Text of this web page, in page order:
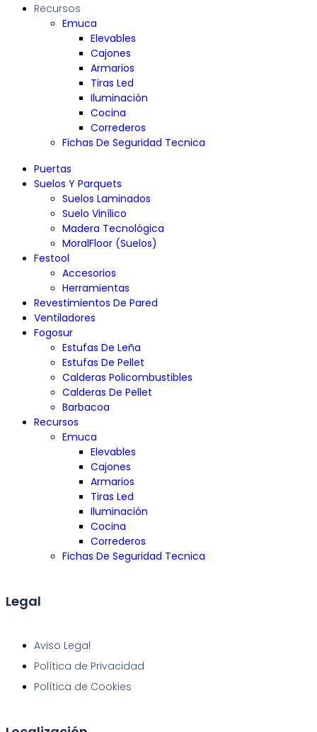
Recursos
Emuca
Elevables
Cajones
Armarios
Tiras Led
Iluminación
Cocina
Correderos
Fichas De Seguridad Tecnica
Puertas
Suelos Y Parquets
Suelos Laminados
Suelo Vinílico
Madera Tecnológica
MoralFloor (Suelos)
Festool
Accesorios
Herramientas
Revestimientos De Pared
Ventiladores
Fogosur
Estufas De Leña
Estufas De Pellet
Calderas Policombustibles
Calderas De Pellet
Barbacoa
Recursos
Emuca
Elevables
Cajones
Armarios
Tiras Led
Iluminación
Cocina
Correderos
Fichas De Seguridad Tecnica
Legal
Aviso Legal
Política de Privacidad
Política de Cookies